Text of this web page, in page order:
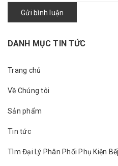
Gửi bình luận
DANH MỤC TIN TỨC
Trang chủ
Về Chúng tôi
Sản phẩm
Tin tức
Tìm Đại Lý Phân Phối Phụ Kiện